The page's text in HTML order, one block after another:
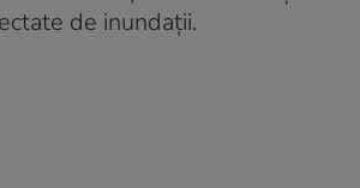
de inundaţii.